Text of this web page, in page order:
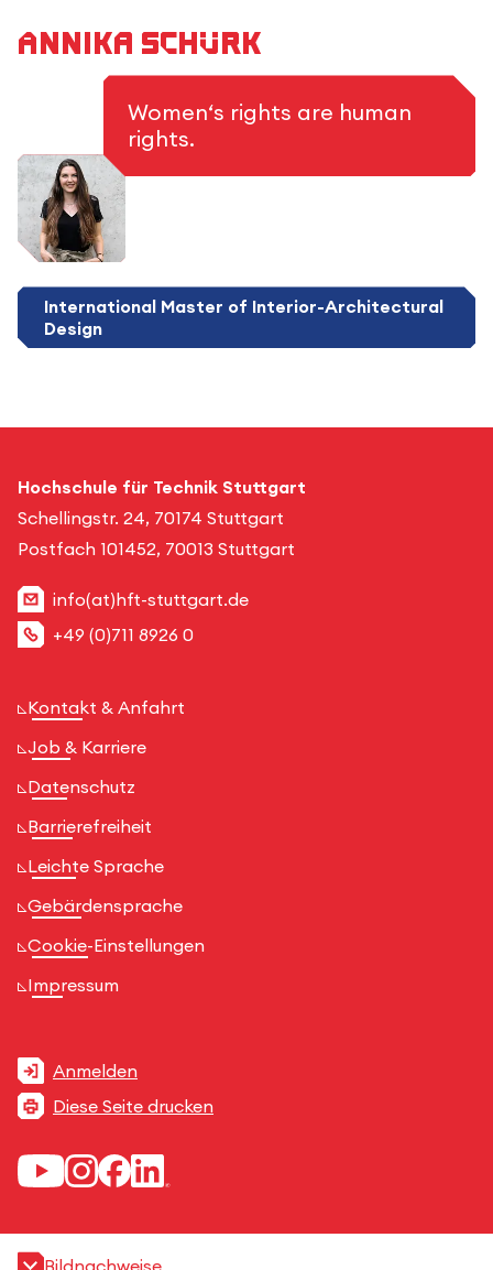
Annika Schürk
Women‘s rights are human
rights.
International Master of Interior-Architectural
Design
Hochschule für Technik Stuttgart
Schellingstr. 24, 70174 Stuttgart
Postfach 101452, 70013 Stuttgart
info(at)hft-stuttgart.de
+49 (0)711 8926 0
Kontakt & Anfahrt
Job & Karriere
Datenschutz
Barrierefreiheit
Leichte Sprache
Gebärdensprache
Cookie-Einstellungen
Impressum
Anmelden
Diese Seite drucken
Bildnachweise